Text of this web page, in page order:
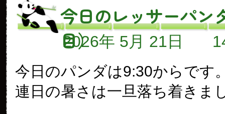
今日のレッサーパン
目）
2026年 5月 21日
今日のパンダは9:30からです
連日の暑さは一旦落ち着きま